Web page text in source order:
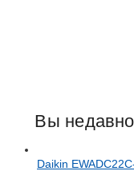
Вы
Daikin